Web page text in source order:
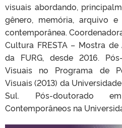
visuais abordando,
gênero, memória, arquivo
contemporânea.
Cultura FRESTA – Mostra
da FURG, desde 2016.
Visuais no Programa de
Visuais (2013) da
Sul. Pós-doutorado
Contemporâneos na